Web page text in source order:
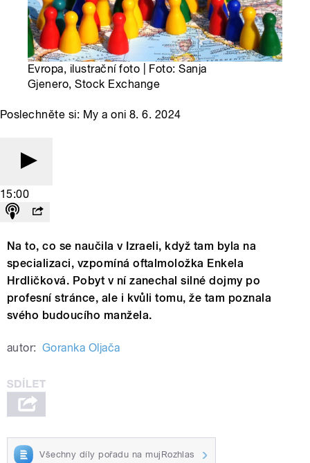
Evropa, ilustrační foto | Foto: Sanja
Gjenero, Stock Exchange
Poslechněte si: My a oni 8. 6. 2024
15:00
Na to, co se naučila v Izraeli, když tam byla na
specializaci, vzpomíná oftalmoložka Enkela
Hrdličková. Pobyt v ní zanechal silné dojmy po
profesní stránce, ale i kvůli tomu, že tam poznala
svého budoucího manžela.
autor: Goranka Oljača
Všechny díly pořadu na mujRozhlas